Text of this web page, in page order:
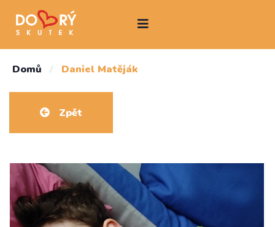
Domů / Daniel Matěják
Zpět